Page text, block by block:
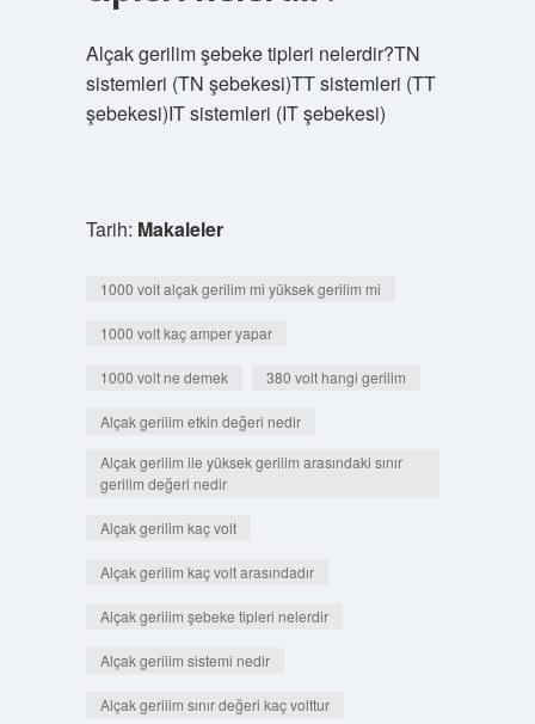
Alçak gerilim şebeke tipleri nelerdir?TN
sistemleri (TN şebekesi)TT sistemleri (TT
şebekesi)IT sistemleri (IT şebekesi)
Tarih: Makaleler
1000 volt alçak gerilim mi yüksek gerilim mi
1000 volt kaç amper yapar
1000 volt ne demek 380 volt hangi gerilim
Alçak gerilim etkin değeri nedir
Alçak gerilim ile yüksek gerilim arasındaki sınır
gerilim değeri nedir
Alçak gerilim kaç volt
Alçak gerilim kaç volt arasındadır
Alçak gerilim şebeke tipleri nelerdir
Alçak gerilim sistemi nedir
Alçak gerilim sınır değeri kaç volttur